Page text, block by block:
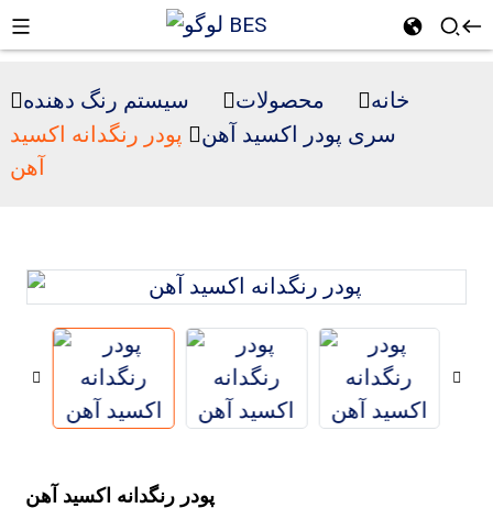
خانه محصولات
سیستم رنگ دهنده
سری پودر اکسید آهن
پودر رنگدانه اکسید
آهن
پودر رنگدانه اکسید آهن